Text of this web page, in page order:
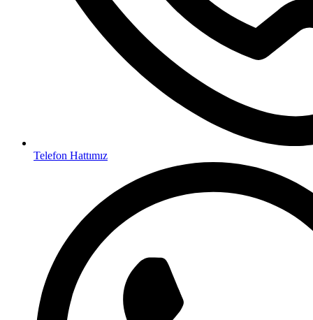
Telefon Hattımız